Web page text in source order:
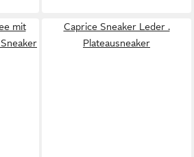
mit
Caprice Sneaker Leder .
Plateausneaker